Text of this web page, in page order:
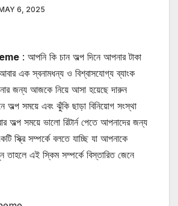
6, 2025
: আপনি কি চান অল্প দিনে আপনার টাকা
এক স্বনামধন্য ও বিশ্বাসযোগ্য ব্যাংক
জন্য আজকে নিয়ে আসা হয়েছে দারুন
অল্প সময়ে এবং ঝুঁকি ছাড়া বিনিয়োগ সংস্থা
অল্প সময়ে ভালো রিটার্ন পেতে আপনাদের জন্য
স্ক্রি সম্পর্কে বলতে যাচ্ছি যা আপনাকে
তাহলে এই স্কিম সম্পর্কে বিস্তারিত জেনে